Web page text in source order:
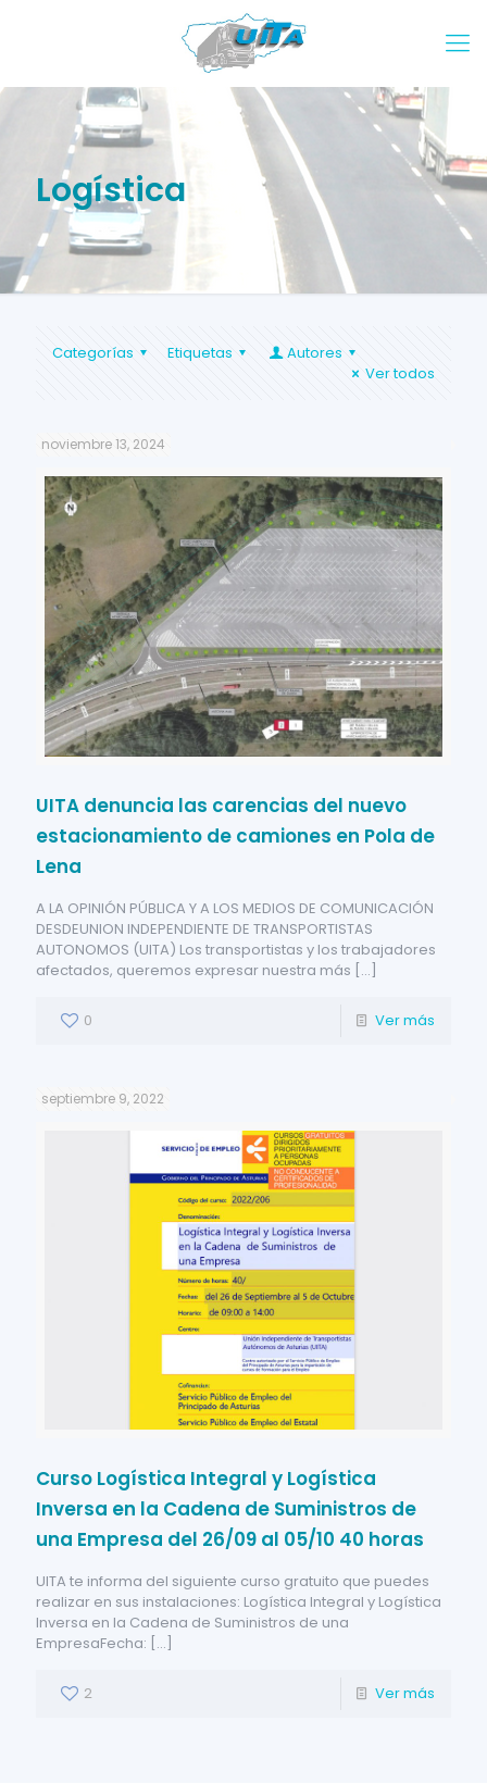
Logística
Categorías Etiquetas
Autores
Ver todos
noviembre 13, 2024
UITA denuncia las carencias del nuevo
estacionamiento de camiones en Pola de
Lena
A LA OPINIÓN PÚBLICA Y A LOS MEDIOS DE COMUNICACIÓN
DESDEUNION INDEPENDIENTE DE TRANSPORTISTAS
AUTONOMOS (UITA) Los transportistas y los trabajadores
afectados, queremos expresar nuestra más […]
0 Ver más
septiembre 9, 2022
Curso Logística Integral y Logística
Inversa en la Cadena de Suministros de
una Empresa del 26/09 al 05/10 40 horas
UITA te informa del siguiente curso gratuito que puedes
realizar en sus instalaciones: Logística Integral y Logística
Inversa en la Cadena de Suministros de una
EmpresaFecha: […]
2 Ver más